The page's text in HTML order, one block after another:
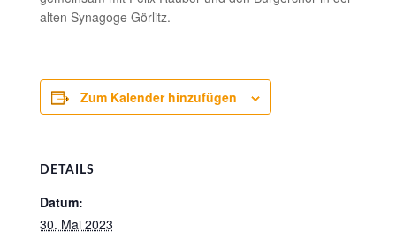
alten Synagoge Görlitz.
Zum Kalender hinzufügen
DETAILS
Datum:
30. Mai 2023